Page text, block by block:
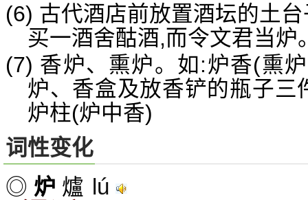
(6) 古代酒店前放置酒坛的土
买一酒舍酤酒,而令文君当
(7) 香炉、熏炉。如:炉香(熏
炉、香盒及放香铲的瓶子三
炉柱(炉中香)
词性变化
◎ 炉 爐 lú